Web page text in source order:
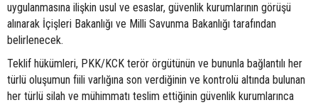
uygulanmasına ilişkin usul ve esaslar, güvenlik kurumlarının görüşü
alınarak İçişleri Bakanlığı ve Milli Savunma Bakanlığı tarafından
belirlenecek.
Teklif hükümleri, PKK/KCK terör örgütünün ve bununla bağlantılı her
türlü oluşumun fiili varlığına son verdiğinin ve kontrolü altında bulunan
her türlü silah ve mühimmatı teslim ettiğinin güvenlik kurumlarınca